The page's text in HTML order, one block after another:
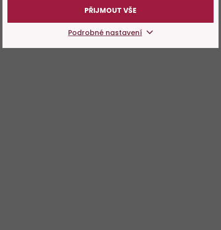
PŘIJMOUT VŠE
Podrobné nastavení